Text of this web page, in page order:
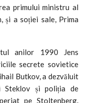
primului ministru al
și a soției sale, Prima
anilor 1990 Jens
secrete sovietice
Butkov, a dezvăluit
Steklov și poliția de
pe Stoltenberg.